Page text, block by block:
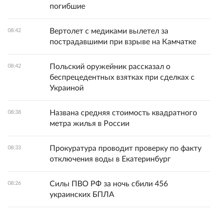
погибшие
08:42
Вертолет с медиками вылетел за
пострадавшими при взрыве на Камчатке
08:42
Польский оружейник рассказал о
беспрецедентных взятках при сделках с
Украиной
08:38
Названа средняя стоимость квадратного
метра жилья в России
08:33
Прокуратура проводит проверку по факту
отключения воды в Екатеринбург
08:26
Силы ПВО РФ за ночь сбили 456
украинских БПЛА